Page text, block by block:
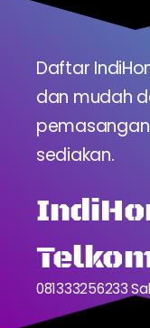
Daftar
dan mudah
sediakan.
081333256233